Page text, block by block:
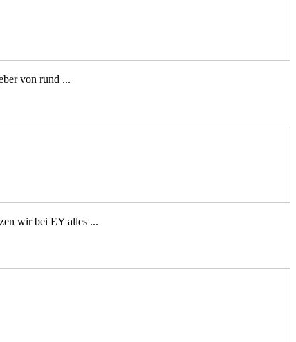
von rund ...
wir bei EY alles ...